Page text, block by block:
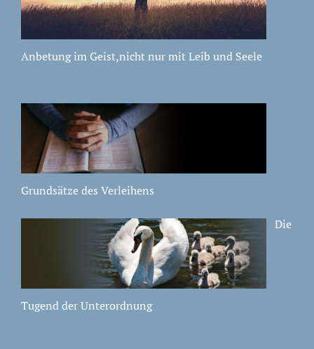
Anbetung im Geist,nicht nur mit Leib und Seele
Grundsätze des Verleihens
Die
Tugend der Unterordnung